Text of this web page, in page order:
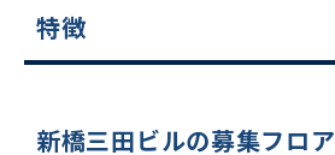
特徴
新橋三田ビルの募集フロア